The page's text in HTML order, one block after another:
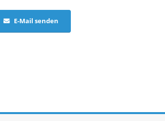
E-Mail senden